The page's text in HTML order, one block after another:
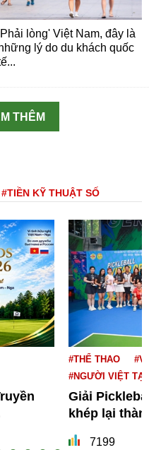
lòng' Việt Nam, đây là
lý do du khách quốc
THÊM
#TIỀN KỸ THUẬT SỐ
#THỂ THAO
#NGƯỜI VIỆT TẠI
Giải
khép lại
7199